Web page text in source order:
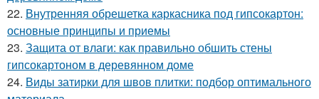
22. Внутренняя обрешетка каркасника под гипсокартон:
основные принципы и приемы
23. Защита от влаги: как правильно обшить стены
гипсокартоном в деревянном доме
24. Виды затирки для швов плитки: подбор оптимального